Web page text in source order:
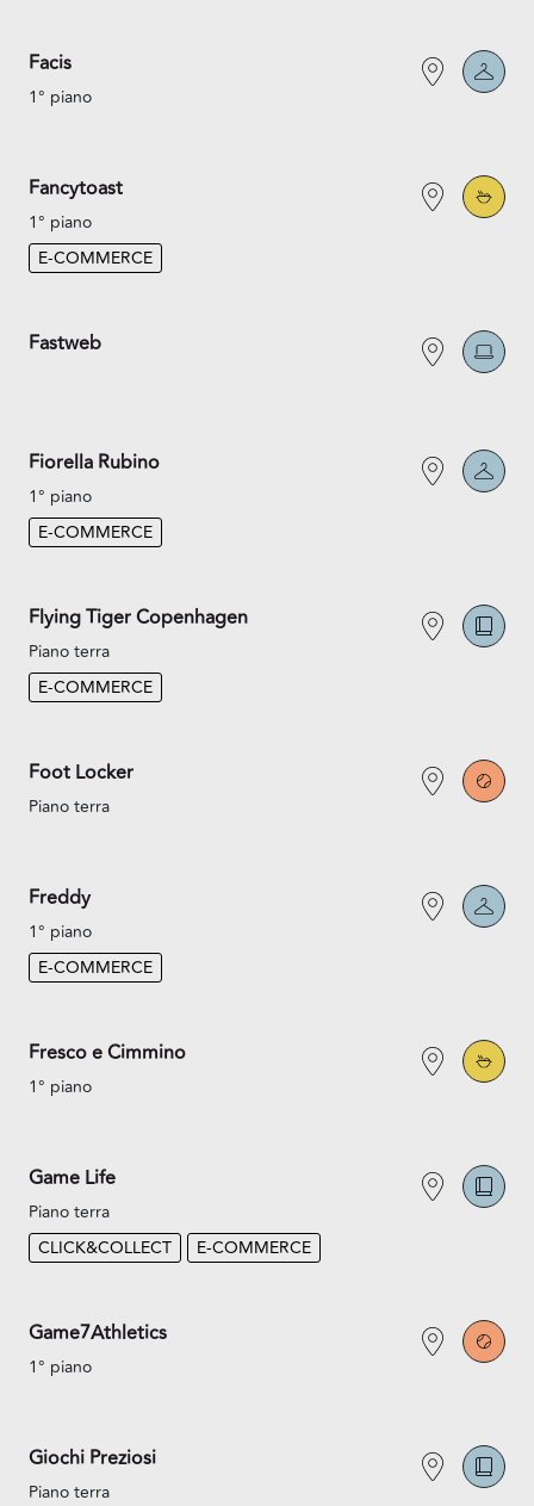
Facis
1° piano
Fancytoast
1° piano
E-COMMERCE
Fastweb
Fiorella Rubino
1° piano
E-COMMERCE
Flying Tiger Copenhagen
Piano terra
E-COMMERCE
Foot Locker
Piano terra
Freddy
1° piano
E-COMMERCE
Fresco e Cimmino
1° piano
Game Life
Piano terra
CLICK&COLLECT
E-COMMERCE
Game7Athletics
1° piano
Giochi Preziosi
Piano terra